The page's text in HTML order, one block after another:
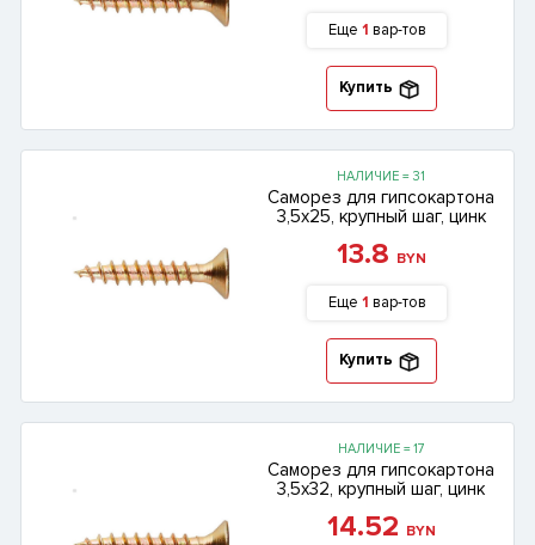
Еще 1 вар-тов
Купить
НАЛИЧИЕ = 31
Саморез для гипсокартона
3,5х25, крупный шаг, цинк
13.8 BYN
Еще 1 вар-тов
Купить
НАЛИЧИЕ = 17
Саморез для гипсокартона
3,5х32, крупный шаг, цинк
14.52 BYN